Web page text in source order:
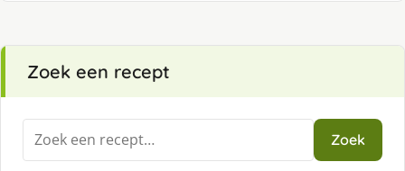
Zoek een recept
Zoeken
naar:
Zoek